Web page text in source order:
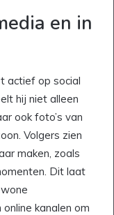
en in
actief op social
hij niet alleen
ook foto’s van
Volgers zien
maken, zoals
Dit laat
kanalen om